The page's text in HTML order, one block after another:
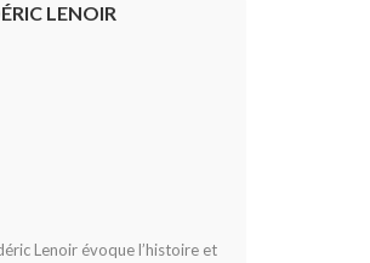
LENOIR
Lenoir évoque l’histoire et